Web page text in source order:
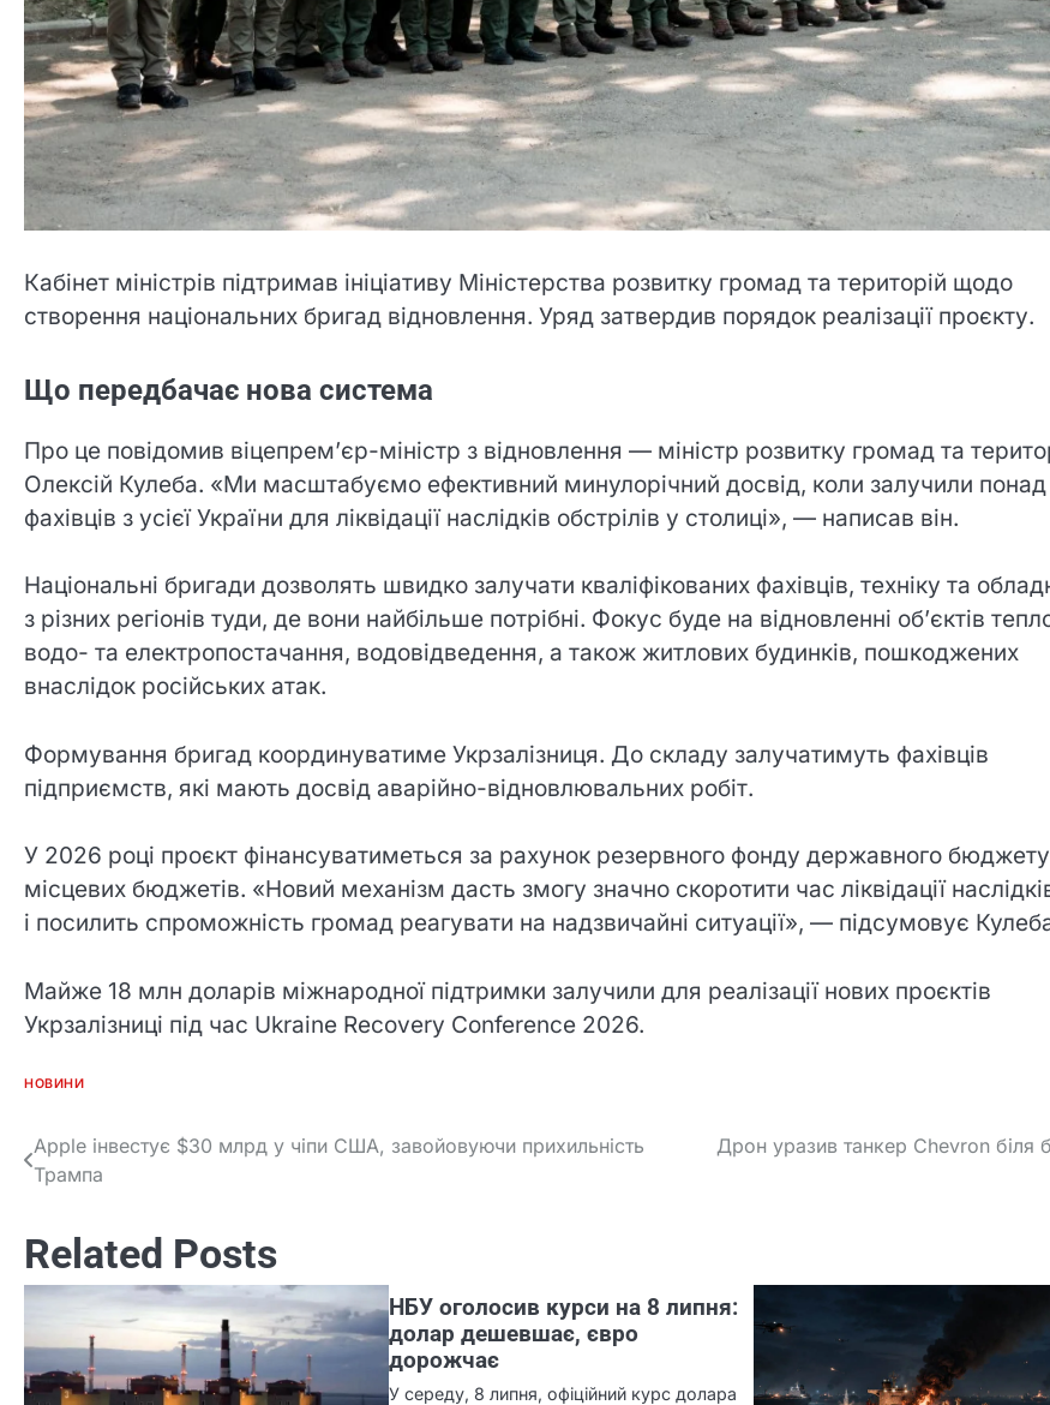
Кабінет міністрів підтримав ініціативу Міністерства розвитку громад та територій щодо
створення національних бригад відновлення. Уряд затвердив порядок реалізації проєкту.
Що передбачає нова система
Про це повідомив віцепрем’єр-міністр з відновлення — міністр розвитку громад та
Олексій Кулеба. «Ми масштабуємо ефективний минулорічний досвід, коли залучили
фахівців з усієї України для ліквідації наслідків обстрілів у столиці», — написав він.
Національні бригади дозволять швидко залучати кваліфікованих фахівців, техніку та
з різних регіонів туди, де вони найбільше потрібні. Фокус буде на відновленні об’єктів
водо- та електропостачання, водовідведення, а також житлових будинків, пошкоджених
внаслідок російських атак.
Формування бригад координуватиме Укрзалізниця. До складу залучатимуть фахівців
підприємств, які мають досвід аварійно-відновлювальних робіт.
У 2026 році проєкт фінансуватиметься за рахунок резервного фонду державного
місцевих бюджетів. «Новий механізм дасть змогу значно скоротити час ліквідації
і посилить спроможність громад реагувати на надзвичайні ситуації», — підсумовує
Майже 18 млн доларів міжнародної підтримки залучили для реалізації нових проєктів
Укрзалізниці під час Ukraine Recovery Conference 2026.
НОВИНИ
Post
navigation
Apple інвестує $30 млрд у чіпи США, завойовуючи прихильність
Трампа
Дрон уразив танкер Chevron біля
Related Posts
НБУ оголосив курси на 8 липня:
долар дешевшає, євро
дорожчає
У середу, 8 липня, офіційний курс долара